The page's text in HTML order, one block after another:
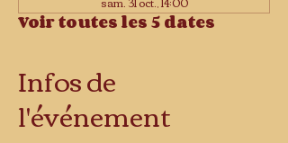
Voir toutes les 5 dates
Infos de
l'événement